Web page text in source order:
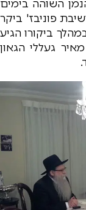
השוהה בימים
פוניבז' ביקר
ביקורו הגיע
געללי הגאון